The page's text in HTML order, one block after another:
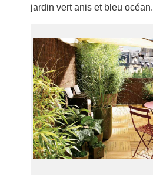
jardin vert anis et bleu océan.